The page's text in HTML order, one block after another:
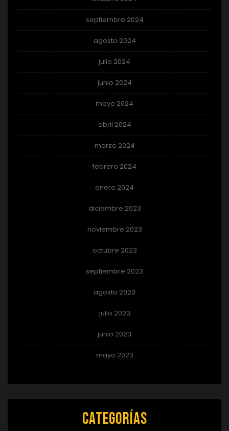
septiembre 2024
agosto 2024
julio 2024
junio 2024
mayo 2024
abril 2024
marzo 2024
febrero 2024
enero 2024
diciembre 2023
noviembre 2023
octubre 2023
septiembre 2023
agosto 2023
julio 2023
junio 2023
mayo 2023
Categorías